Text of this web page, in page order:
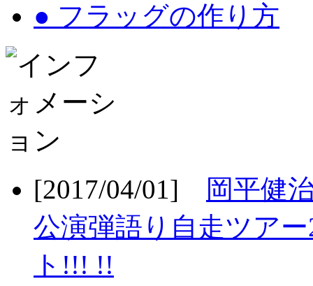
● フラッグの作り方
[2017/04/01]
岡平健
公演弾語り自走ツア
ト!!! !!